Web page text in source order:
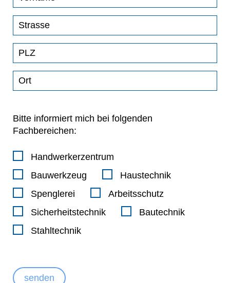
Bitte informiert mich bei folgenden
Fachbereichen:
Handwerkerzentrum
Bauwerkzeug
Haustechnik
Spenglerei
Arbeitsschutz
Sicherheitstechnik
Bautechnik
Stahltechnik